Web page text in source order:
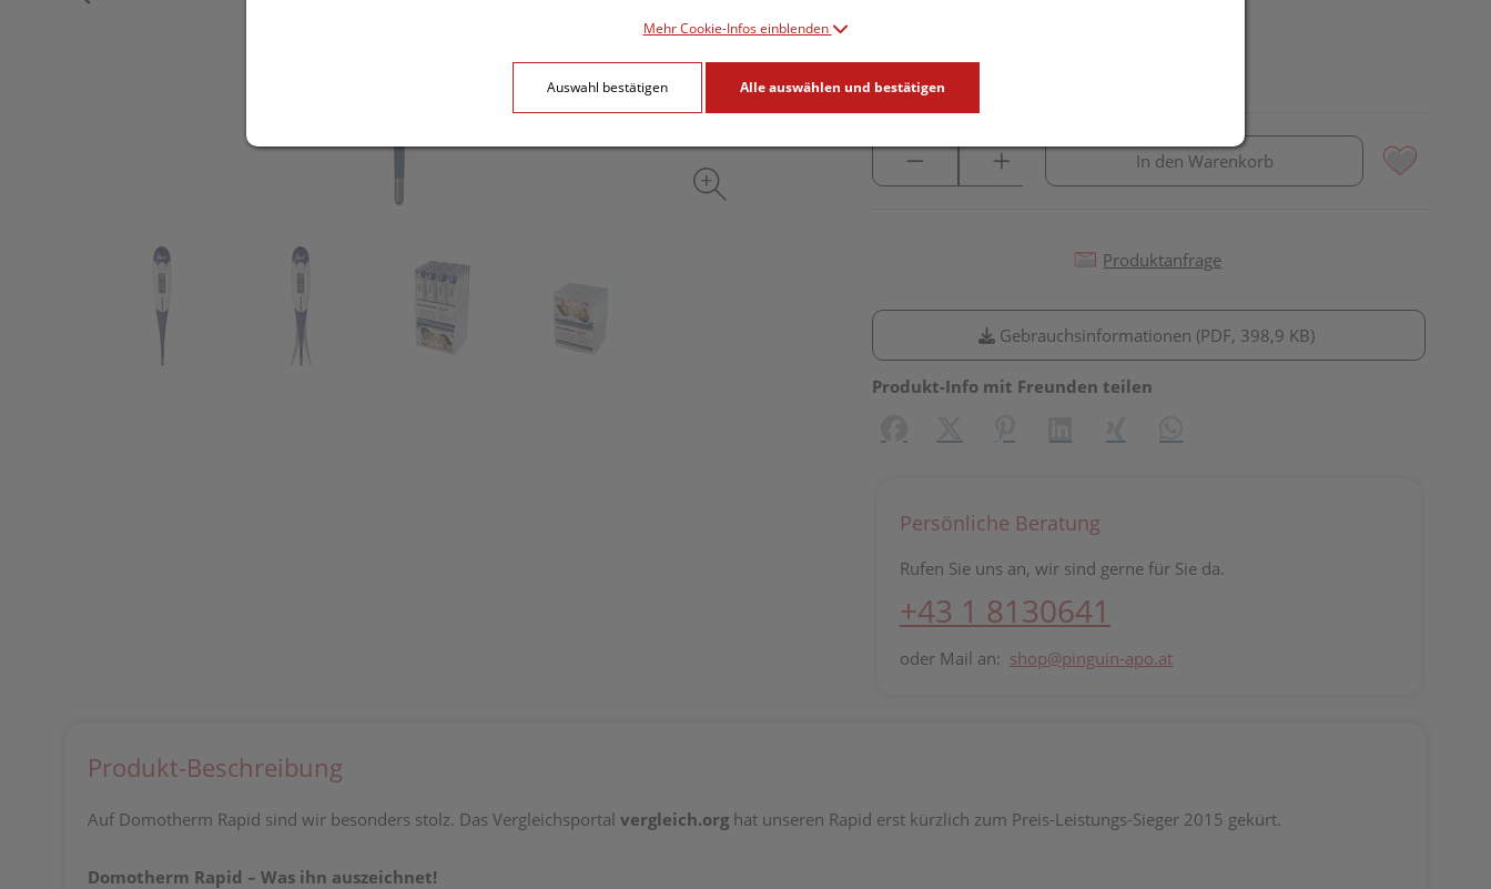
lieferbar
In den Warenkorb
Produktanfrage
Gebrauchsinformationen (PDF, 398,9 KB)
Produkt-Info mit Freunden teilen
Persönliche Beratung
Rufen Sie uns an, wir sind gerne für Sie da.
+43 1 8130641
oder Mail an: shop@pinguin-apo.at
Produkt-Beschreibung
Auf Domotherm Rapid sind wir besonders stolz. Das Vergleichsportal vergleich.org hat unseren Rapid erst kürzlich zum Preis-Leistungs-Sieger 2015 gekürt.
Domotherm Rapid – Was ihn auszeichnet!
Mehr Cookie-Infos einblenden
Auswahl bestätigen Alle auswählen und bestätigen